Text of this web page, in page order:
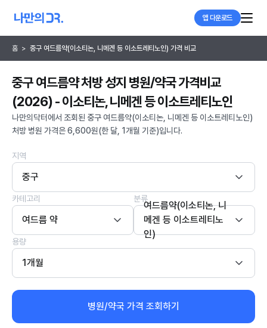
앱 다운로드
홈 > 중구 여드름약(이소티논, 니메겐 등 이소트레티노인) 가격 비교
중구 여드름약 처방 성지 병원/약국 가격비교
(2026) - 이소티논, 니메겐 등 이소트레티노인
나만의닥터에서 조회된 중구 여드름약(이소티논, 니메겐 등 이소트레티노인)
처방 병원 가격은 6,600원(한 달, 1개월 기준)입니다.
지역
중구
카테고리
여드름 약
분류
여드름약(이소티논, 니
메겐 등 이소트레티노
인)
용량
1개월
병원/약국 가격 조회하기